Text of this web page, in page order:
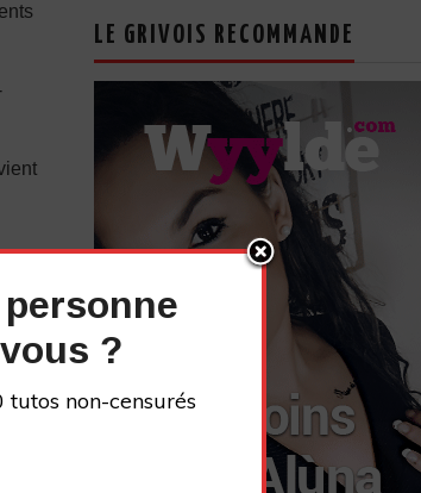
LE GRIVOIS RECOMMANDE
?
non-censurés